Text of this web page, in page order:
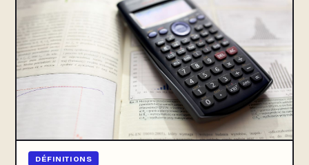
DÉFINITIONS